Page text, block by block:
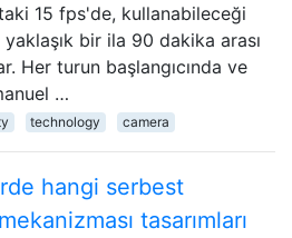
15 fps'de, kullanabileceği
bir ila 90 dakika arası
Her turun başlangıcında ve
…
technology camera
hangi serbest
tasarımları